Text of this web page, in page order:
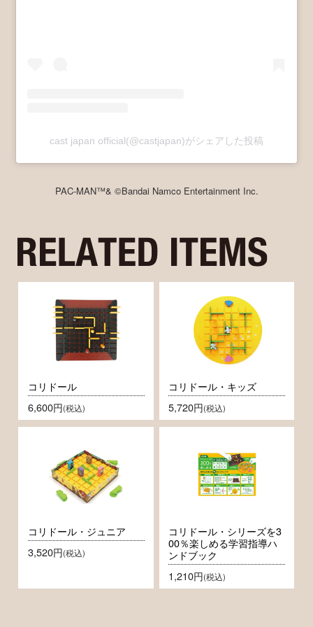
cast japan official(@castjapan)がシェアした投稿
PAC-MAN™& ©Bandai Namco Entertainment Inc.
コリドール
6,600円(税込)
コリドール・キッズ
5,720円(税込)
コリドール・ジュニア
3,520円(税込)
コリドール・シリーズを3
00％楽しめる学習指導ハ
ンドブック
1,210円(税込)